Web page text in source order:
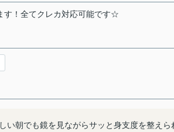
す！全てクレカ対応可能です☆
い朝でも鏡を見ながらサッと身支度を整えら